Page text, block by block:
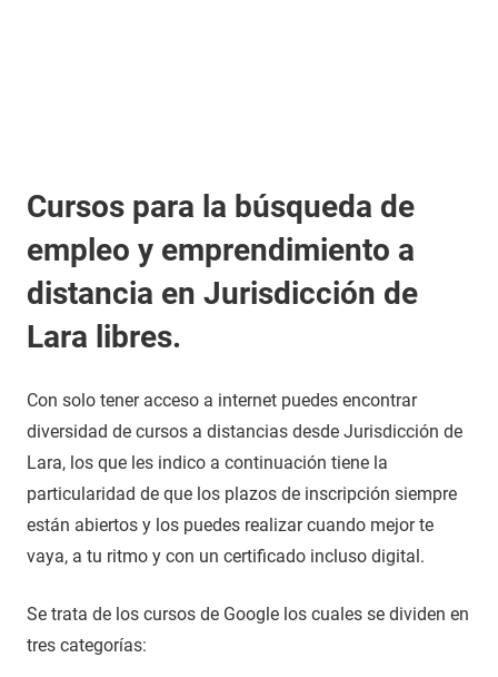
Cursos para la búsqueda de
empleo y emprendimiento a
distancia en Jurisdicción de
Lara libres.
Con solo tener acceso a internet puedes encontrar
diversidad de cursos a distancias desde Jurisdicción de
Lara, los que les indico a continuación tiene la
particularidad de que los plazos de inscripción siempre
están abiertos y los puedes realizar cuando mejor te
vaya, a tu ritmo y con un certificado incluso digital.
Se trata de los cursos de Google los cuales se dividen en
tres categorías: